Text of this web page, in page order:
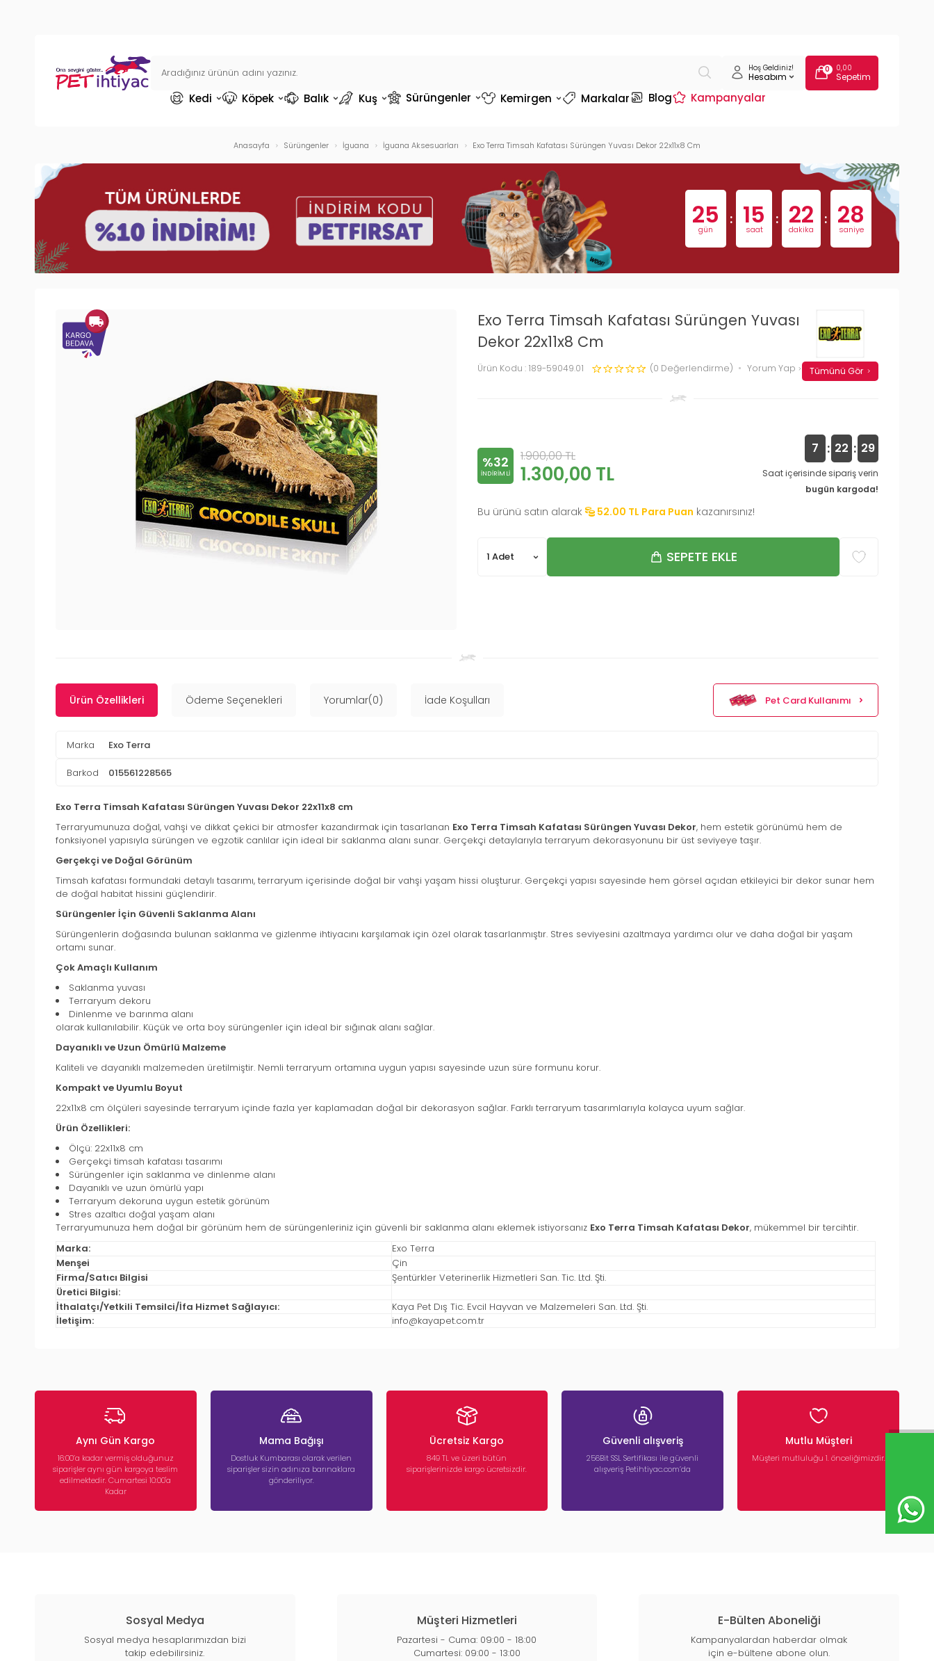
Hoş Geldiniz!
Hesabım
0 0,00
Sepetim
Kedi Köpek Balık Kuş Sürüngenler Kemirgen Markalar Blog Kampanyalar
Anasayfa Sürüngenler İguana İguana Aksesuarları Exo Terra Timsah Kafatası Sürüngen Yuvası Dekor 22x11x8 Cm
25
gün
: 15
saat
: 22
dakika
: 27
saniye
Exo Terra Timsah Kafatası Sürüngen Yuvası
Dekor 22x11x8 Cm
Ürün Kodu : 189-59049.01 (0 Değerlendirme) Yorum Yap Tümünü Gör
%32
INDIRIMLI
1.900,00TL
1.300,00 TL
7 : 22 : 28
Saat içerisinde sipariş verin
bugün kargoda!
Bu ürünü satın alarak 52.00 TL Para Puan kazanırsınız!
SEPETE EKLE
Ürün Özellikleri Ödeme Seçenekleri Yorumlar(0) İade Koşulları Pet Card Kullanımı
Marka Exo Terra
Barkod 015561228565
Exo Terra Timsah Kafatası Sürüngen Yuvası Dekor 22x11x8 cm
Terraryumunuza doğal, vahşi ve dikkat çekici bir atmosfer kazandırmak için tasarlanan Exo Terra Timsah Kafatası Sürüngen Yuvası Dekor, hem estetik görünümü hem de
fonksiyonel yapısıyla sürüngen ve egzotik canlılar için ideal bir saklanma alanı sunar. Gerçekçi detaylarıyla terraryum dekorasyonunu bir üst seviyeye taşır.
Gerçekçi ve Doğal Görünüm
Timsah kafatası formundaki detaylı tasarımı, terraryum içerisinde doğal bir vahşi yaşam hissi oluşturur. Gerçekçi yapısı sayesinde hem görsel açıdan etkileyici bir dekor sunar hem
de doğal habitat hissini güçlendirir.
Sürüngenler İçin Güvenli Saklanma Alanı
Sürüngenlerin doğasında bulunan saklanma ve gizlenme ihtiyacını karşılamak için özel olarak tasarlanmıştır. Stres seviyesini azaltmaya yardımcı olur ve daha doğal bir yaşam
ortamı sunar.
Çok Amaçlı Kullanım
Saklanma yuvası
Terraryum dekoru
Dinlenme ve barınma alanı
olarak kullanılabilir. Küçük ve orta boy sürüngenler için ideal bir sığınak alanı sağlar.
Dayanıklı ve Uzun Ömürlü Malzeme
Kaliteli ve dayanıklı malzemeden üretilmiştir. Nemli terraryum ortamına uygun yapısı sayesinde uzun süre formunu korur.
Kompakt ve Uyumlu Boyut
22x11x8 cm ölçüleri sayesinde terraryum içinde fazla yer kaplamadan doğal bir dekorasyon sağlar. Farklı terraryum tasarımlarıyla kolayca uyum sağlar.
Ürün Özellikleri:
Ölçü: 22x11x8 cm
Gerçekçi timsah kafatası tasarımı
Sürüngenler için saklanma ve dinlenme alanı
Dayanıklı ve uzun ömürlü yapı
Terraryum dekoruna uygun estetik görünüm
Stres azaltıcı doğal yaşam alanı
Terraryumunuza hem doğal bir görünüm hem de sürüngenleriniz için güvenli bir saklanma alanı eklemek istiyorsanız Exo Terra Timsah Kafatası Dekor, mükemmel bir tercihtir.
Marka:
Exo Terra
Menşei
Çin
Firma/Satıcı Bilgisi
Şentürkler Veterinerlik Hizmetleri San. Tic. Ltd. Şti.
Üretici Bilgisi:
İthalatçı/Yetkili Temsilci/İfa Hizmet Sağlayıcı:
Kaya Pet Dış Tic. Evcil Hayvan ve Malzemeleri San. Ltd. Şti.
İletişim:
info@kayapet.com.tr
Aynı Gün Kargo
16:00’a kadar vermiş olduğunuz
siparişler aynı gün kargoya teslim
edilmektedir. Cumartesi 10:00'a
Kadar
Mama Bağışı
Dostluk Kumbarası olarak verilen
siparişler sizin adınıza barınaklara
gönderiliyor.
Ücretsiz Kargo
849 TL ve üzeri bütün
siparişlerinizde kargo ücretsizdir.
Güvenli alışveriş
256Bit SSL Sertifikası ile güvenli
alışveriş Petihtiyac.com’da
Mutlu Müşteri
Müşteri mutluluğu 1. önceliğimizdir.
Sosyal Medya
Sosyal medya hesaplarımızdan bizi
takip edebilirsiniz.
Müşteri Hizmetleri
Pazartesi - Cuma: 09:00 - 18:00
Cumartesi: 09:00 - 13:00
E-Bülten Aboneliği
Kampanyalardan haberdar olmak
için e-bültene abone olun.